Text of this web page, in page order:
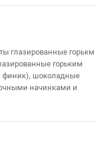
глазированные горькм
горьким
финик), шоколадные
начинками и